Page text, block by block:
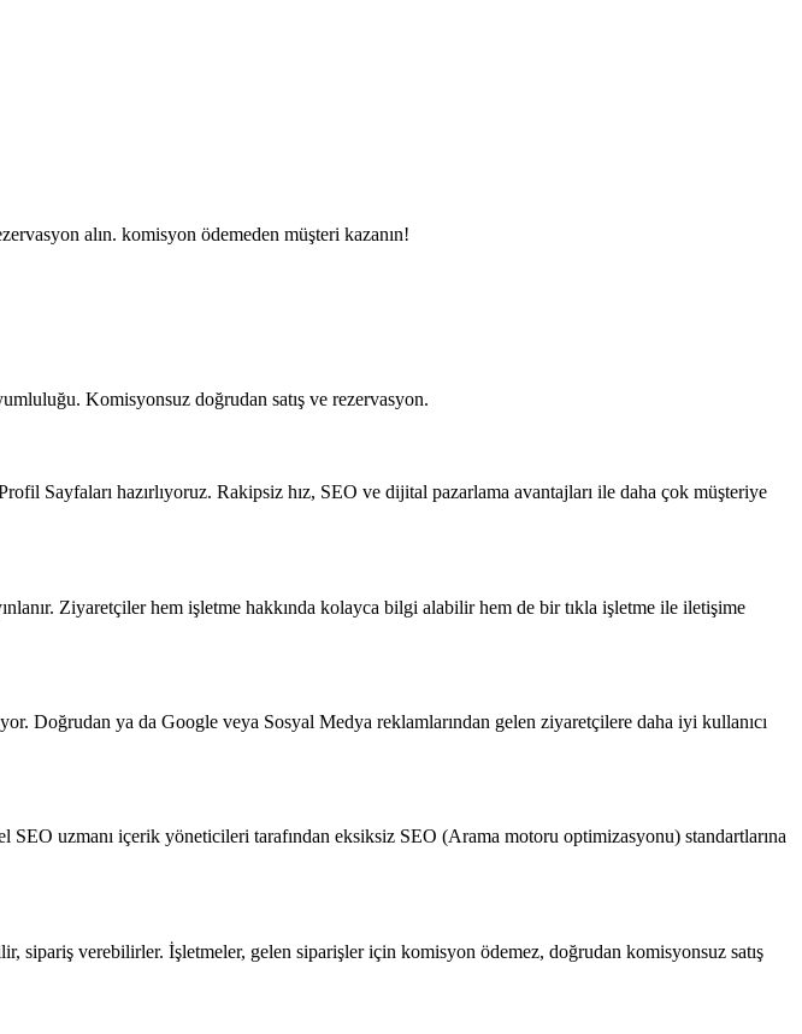
alın. komisyon ödemeden müşteri kazanın!
Komisyonsuz doğrudan satış ve rezervasyon.
Sayfaları hazırlıyoruz. Rakipsiz hız, SEO ve dijital pazarlama avantajları ile daha çok müşteriye
Ziyaretçiler hem işletme hakkında kolayca bilgi alabilir hem de bir tıkla işletme ile iletişime
Doğrudan ya da Google veya Sosyal Medya reklamlarından gelen ziyaretçilere daha iyi kullanıcı
uzmanı içerik yöneticileri tarafından eksiksiz SEO (Arama motoru optimizasyonu) standartlarına
sipariş verebilirler. İşletmeler, gelen siparişler için komisyon ödemez, doğrudan komisyonsuz satış